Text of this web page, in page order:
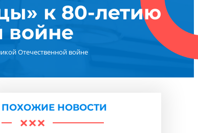
к 80-летию
войне
Отечественной войне
ПОХОЖИЕ НОВОСТИ